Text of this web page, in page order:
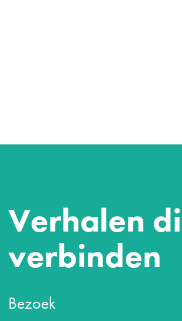
Verhalen
verbinden
Bezoek